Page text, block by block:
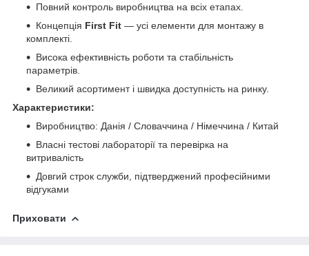
Повний контроль виробництва на всіх етапах.
Концепція First Fit — усі елементи для монтажу в
комплекті.
Висока ефективність роботи та стабільність
параметрів.
Великий асортимент і швидка доступність на ринку.
Характеристики:
Виробництво: Данія / Словаччина / Німеччина / Китай
Власні тестові лабораторії та перевірка на
витривалість
Довгий строк служби, підтверджений професійними
відгуками
Приховати